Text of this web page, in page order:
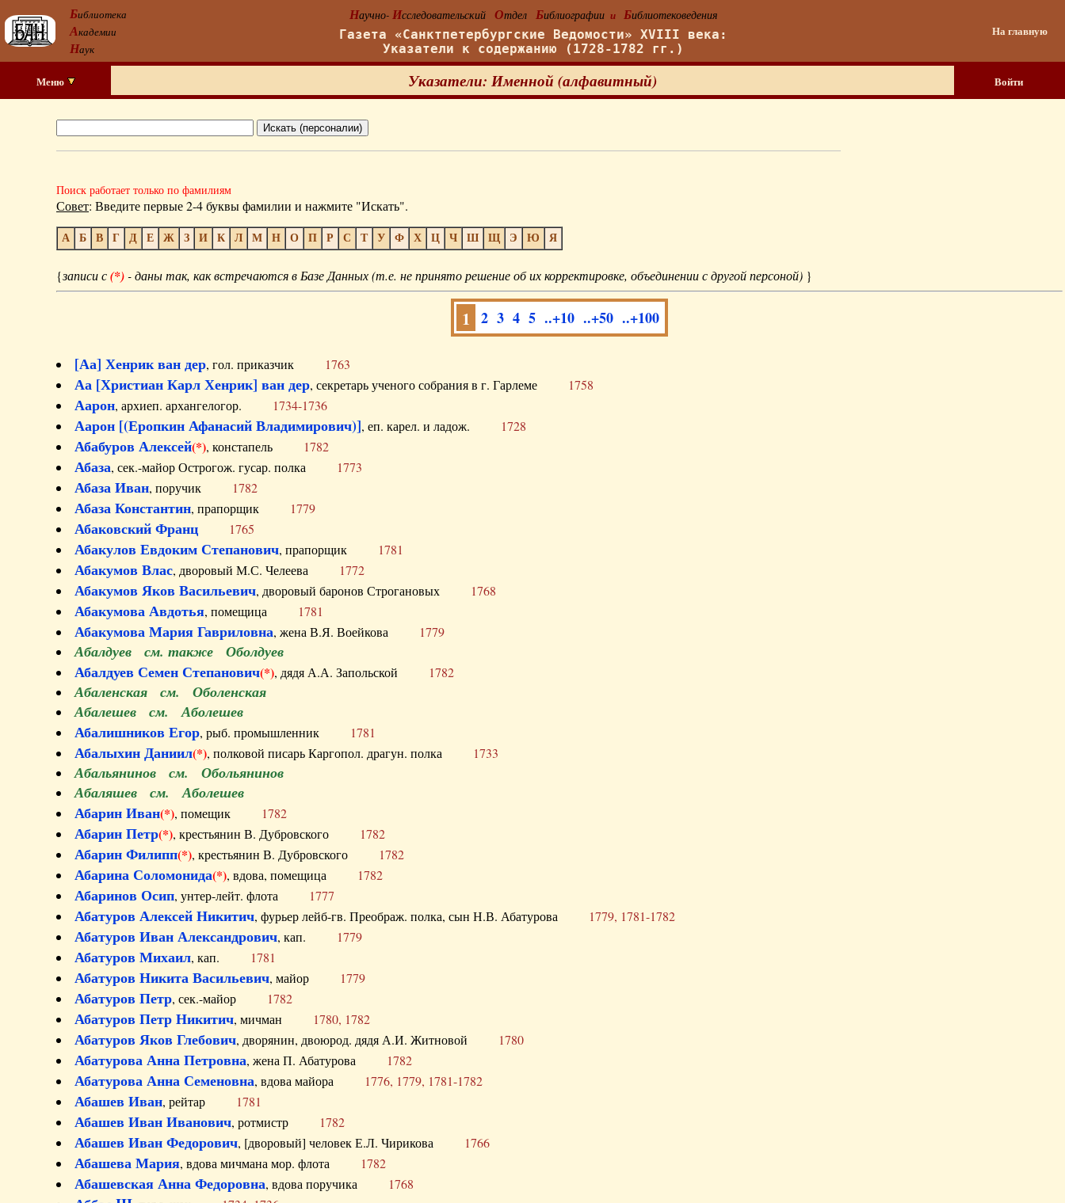
Библиотека
Академии
Наук
Научно- Исследовательский Отдел Библиографии и Библиотековедения
Газета «Санктпетербургские Ведомости» XVIII века:
Указатели к содержанию (1728-1782 гг.)
На главную
Меню Указатели: Именной (алфавитный) Войти
Поиск работает только по фамилиям
Совет: Введите первые 2-4 буквы фамилии и нажмите "Искать".
А Б В Г Д Е Ж З И К Л М Н О П Р С Т У Ф Х Ц Ч Ш Щ Э Ю Я
{записи с(*)- даны так, как встречаются в Базе Данных (т.е. не принято решение об их корректировке, объединении с другой персоной) }
1 2 3 4 5 ..+10 ..+50 ..+100
[Аа] Хенрик ван дер, гол. приказчик 1763
Аа [Христиан Карл Хенрик] ван дер, секретарь ученого собрания в г. Гарлеме 1758
Аарон, архиеп. архангелогор. 1734-1736
Аарон [(Еропкин Афанасий Владимирович)], еп. карел. и ладож. 1728
Абабуров Алексей(*), констапель 1782
Абаза, сек.-майор Острогож. гусар. полка 1773
Абаза Иван, поручик 1782
Абаза Константин, прапорщик 1779
Абаковский Франц 1765
Абакулов Евдоким Степанович, прапорщик 1781
Абакумов Влас, дворовый М.С. Челеева 1772
Абакумов Яков Васильевич, дворовый баронов Строгановых 1768
Абакумова Авдотья, помещица 1781
Абакумова Мария Гавриловна, жена В.Я. Воейкова 1779
Абалдуев см. также Оболдуев
Абалдуев Семен Степанович(*), дядя А.А. Запольской 1782
Абаленская см. Оболенская
Абалешев см. Аболешев
Абалишников Егор, рыб. промышленник 1781
Абалыхин Даниил(*), полковой писарь Каргопол. драгун. полка 1733
Абальянинов см. Обольянинов
Абаляшев см. Аболешев
Абарин Иван(*), помещик 1782
Абарин Петр(*), крестьянин В. Дубровского 1782
Абарин Филипп(*), крестьянин В. Дубровского 1782
Абарина Соломонида(*), вдова, помещица 1782
Абаринов Осип, унтер-лейт. флота 1777
Абатуров Алексей Никитич, фурьер лейб-гв. Преображ. полка, сын Н.В. Абатурова 1779, 1781-1782
Абатуров Иван Александрович, кап. 1779
Абатуров Михаил, кап. 1781
Абатуров Никита Васильевич, майор 1779
Абатуров Петр, сек.-майор 1782
Абатуров Петр Никитич, мичман 1780, 1782
Абатуров Яков Глебович, дворянин, двоюрод. дядя А.И. Житновой 1780
Абатурова Анна Петровна, жена П. Абатурова 1782
Абатурова Анна Семеновна, вдова майора 1776, 1779, 1781-1782
Абашев Иван, рейтар 1781
Абашев Иван Иванович, ротмистр 1782
Абашев Иван Федорович, [дворовый] человек Е.Л. Чирикова 1766
Абашева Мария, вдова мичмана мор. флота 1782
Абашевская Анна Федоровна, вдова поручика 1768